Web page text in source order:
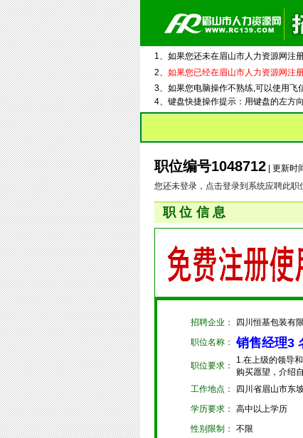
1、如果您还未在眉山市人力资源网注
2、 如果您已经在眉山市人力资源网注
3、如果您电脑操作不熟练,可以使用飞
4、键盘快捷操作提示：用键盘的左方
职位编号1048712 | 更新时
您还未登录，点击登录到系统应聘此职
职位信息
招聘企业：
四川恒基包装有
职位名称：
销售经理3
职位要求：
1.在上级的领导
购买愿望，介绍
工作地点：
四川省眉山市东
学历要求：
高中以上学历
性别限制：
不限